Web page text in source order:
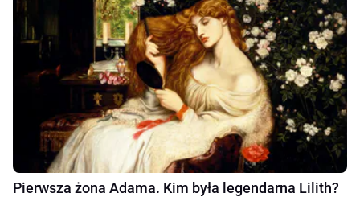
Pierwsza żona Adama. Kim była legendarna Lilith?